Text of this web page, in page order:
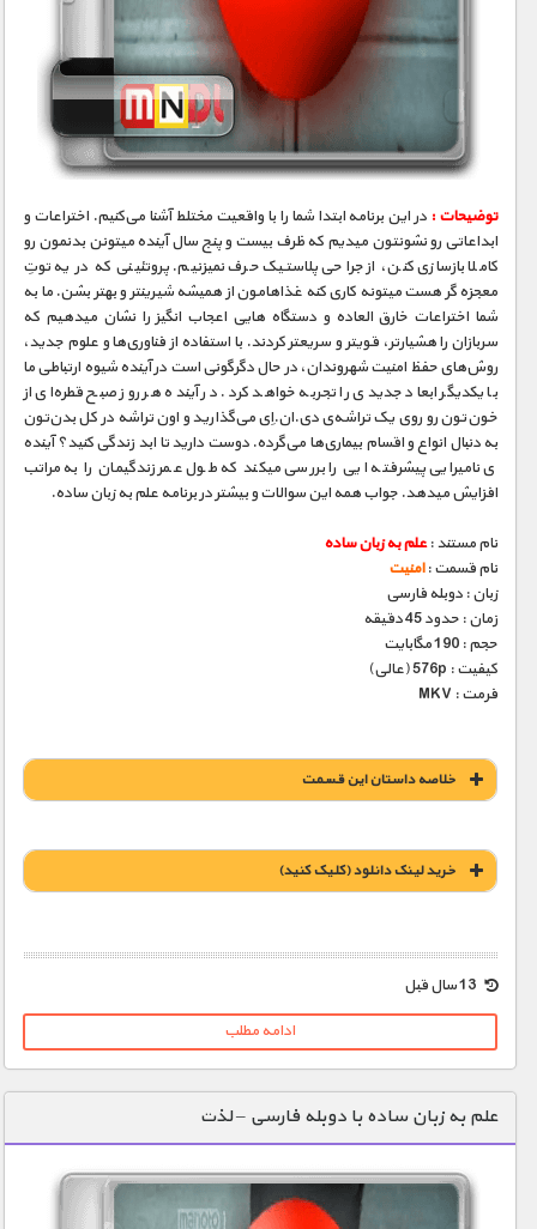
توضیحات : در این برنامه ابتدا شما را با واقعیت مختلط آشنا می‌کنیم. اختراعات و
ابداعاتی رو نشونتون میدیم که ظرف بیست و پنج سال آینده میتونن بدنمون رو
کاملا بازسازی کنن، از جراحی پلاستیک حرف نمیزنیم. پروتئینی که در یه توتِ
معجزه ‮گر هست میتونه کاری کنه غذاهامون از همیشه شیرینتر و بهتر بشن. ما به
شما اختراعات خارق­ العاده و دستگاه­ هایی اعجاب­ انگیز را نشان می­دهیم که
سربازان را هشیارتر، قوی­تر و سریعتر کردند. با استفاده از فناوری‌ها و علوم جدید،
روش‌های حفظ امنیت شهروندان، در حال دگرگونی است در آینده شیوه ارتباطی ما
با یکدیگر ابعاد جدیدی را تجربه خواهد کرد. در آینده هر روز صبح قطره‌ای از
خون‌تون رو روی یک تراشه‌ی دی.ان.اِی می‌گذارید و اون تراشه در کل بدن‌تون
به دنبال انواع و اقسام بیماری‌ها می‌گرده. دوست دارید تا ابد زندگی کنید؟ آینده
­ی نامیرایی پیشرفت­ه ایی را بررسی می­کند که طول عمر زندگی­مان را به مراتب
افزایش می­دهد. جواب همه این سوالات و بیشتر در برنامه علم به زبان ساده.
نام مستند :علم به زبان ساده
نام قسمت :امنیت
زبان : دوبله فارسی
زمان : حدود 45 دقیقه
حجم : 190 مگابایت
کیفیت : 576p (عالی)
فرمت : MKV
خلاصه داستان این قسمت
خريد لينک دانلود (کليک کنيد)
1900 تومان – خريد لينک دانلود (افزودن به سبد خريد)
ادامه مطلب
علم به زبان ساده با دوبله فارسی – لذت